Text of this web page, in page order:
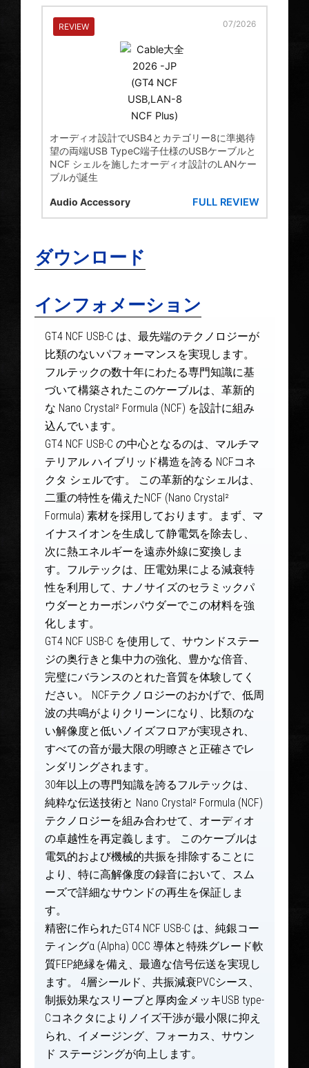
REVIEW 07/2026
オーディオ設計でUSB4とカテゴリー8に準拠待
望の両端USB TypeC端子仕様のUSBケーブルと
NCF シェルを施したオーディオ設計のLANケー
ブルが誕生
Audio Accessory FULL REVIEW
ダウンロード
インフォメーション
GT4 NCF USB-C は、最先端のテクノロジーが
比類のないパフォーマンスを実現します。
フルテックの数十年にわたる専門知識に基
づいて構築されたこのケーブルは、革新的
な Nano Crystal² Formula (NCF) を設計に組み
込んでいます。
GT4 NCF USB-C の中心となるのは、マルチマ
テリアル ハイブリッド構造を誇る NCFコネ
クタ シェルです。 この革新的なシェルは、
二重の特性を備えたNCF (Nano Crystal²
Formula) 素材を採用しております。まず、マ
イナスイオンを生成して静電気を除去し、
次に熱エネルギーを遠赤外線に変換しま
す。フルテックは、圧電効果による減衰特
性を利用して、ナノサイズのセラミックパ
ウダーとカーボンパウダーでこの材料を強
化します。
GT4 NCF USB-C を使用して、サウンドステー
ジの奥行きと集中力の強化、豊かな倍音、
完璧にバランスのとれた音質を体験してく
ださい。 NCFテクノロジーのおかげで、低周
波の共鳴がよりクリーンになり、比類のな
い解像度と低いノイズフロアが実現され、
すべての音が最大限の明瞭さと正確さでレ
ンダリングされます。
30年以上の専門知識を誇るフルテックは、
純粋な伝送技術と Nano Crystal² Formula (NCF)
テクノロジーを組み合わせて、オーディオ
の卓越性を再定義します。 このケーブルは
電気的および機械的共振を排除することに
より、特に高解像度の録音において、スム
ーズで詳細なサウンドの再生を保証しま
す。
精密に作られたGT4 NCF USB-C は、純銀コー
ティングα (Alpha) OCC 導体と特殊グレード軟
質FEP絶縁を備え、最適な信号伝送を実現し
ます。 4層シールド、共振減衰PVCシース、
制振効果なスリーブと厚肉金メッキUSB type-
Cコネクタによりノイズ干渉が最小限に抑え
られ、イメージング、フォーカス、サウン
ド ステージングが向上します。